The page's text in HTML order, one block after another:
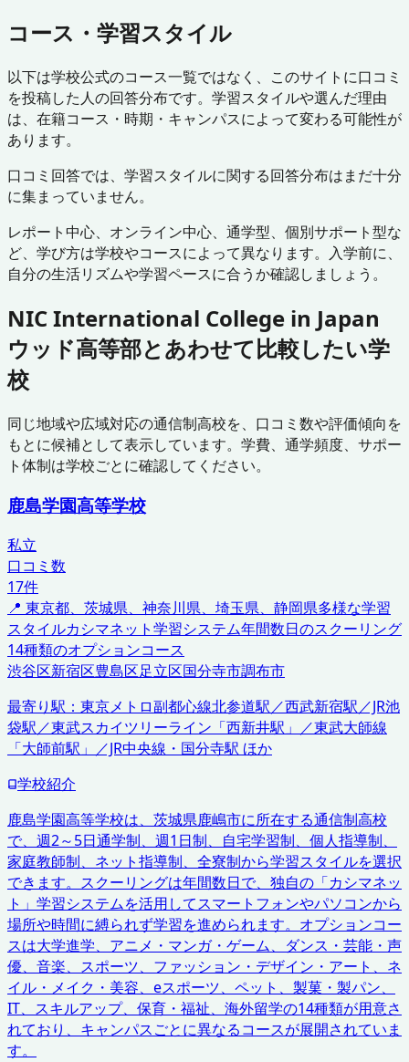
コース・学習スタイル
以下は学校公式のコース一覧ではなく、このサイトに口コミ
を投稿した人の回答分布です。学習スタイルや選んだ理由
は、在籍コース・時期・キャンパスによって変わる可能性が
あります。
口コミ回答では、学習スタイルに関する回答分布はまだ十分
に集まっていません。
レポート中心、オンライン中心、通学型、個別サポート型な
ど、学び方は学校やコースによって異なります。入学前に、
自分の生活リズムや学習ペースに合うか確認しましょう。
NIC International College in Japan
ウッド高等部とあわせて比較したい学
校
同じ地域や広域対応の通信制高校を、口コミ数や評価傾向を
もとに候補として表示しています。学費、通学頻度、サポー
ト体制は学校ごとに確認してください。
鹿島学園高等学校
私立
口コミ数
17件
📍 東京都、茨城県、神奈川県、埼玉県、静岡県多様な学習
スタイルカシマネット学習システム年間数日のスクーリング
14種類のオプションコース
渋谷区新宿区豊島区足立区国分寺市調布市
最寄り駅： 東京メトロ副都心線北参道駅／西武新宿駅／JR池
袋駅／東武スカイツリーライン「西新井駅」／東武大師線
「大師前駅」／JR中央線・国分寺駅 ほか
学校紹介
鹿島学園高等学校は、茨城県鹿嶋市に所在する通信制高校
で、週2～5日通学制、週1日制、自宅学習制、個人指導制、
家庭教師制、ネット指導制、全寮制から学習スタイルを選択
できます。スクーリングは年間数日で、独自の「カシマネッ
ト」学習システムを活用してスマートフォンやパソコンから
場所や時間に縛られず学習を進められます。オプションコー
スは大学進学、アニメ・マンガ・ゲーム、ダンス・芸能・声
優、音楽、スポーツ、ファッション・デザイン・アート、ネ
イル・メイク・美容、eスポーツ、ペット、製菓・製パン、
IT、スキルアップ、保育・福祉、海外留学の14種類が用意さ
れており、キャンパスごとに異なるコースが展開されていま
す。